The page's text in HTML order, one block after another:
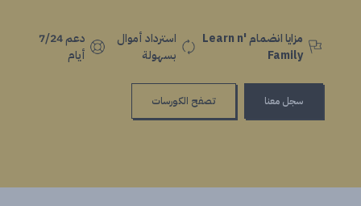
مزايا انضمام Learn n'
Family
استرداد أموال
بسهولة
دعم 7/24
أيام
سجل معنا تصفح الكورسات